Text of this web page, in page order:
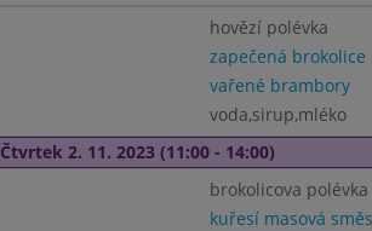
hovězí polévka
zapečená brokolice
vařené brambory
voda,sirup,mléko
Čtvrtek 2. 11. 2023 (11:00 - 14:00)
brokolicova polévka
kuřesí masová